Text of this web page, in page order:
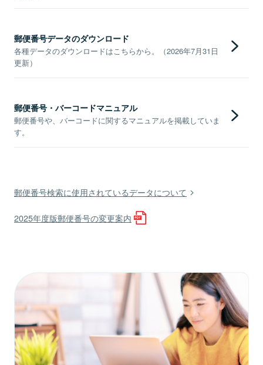
郵便番号データのダウンロード
各種データのダウンロードはこちらから。（2026年7月31日
更新）
郵便番号・バーコードマニュアル
郵便番号や、バーコードに関するマニュアルを掲載していま
す。
郵便番号検索に使用されているデータについて
2025年度版郵便番号の変更案内